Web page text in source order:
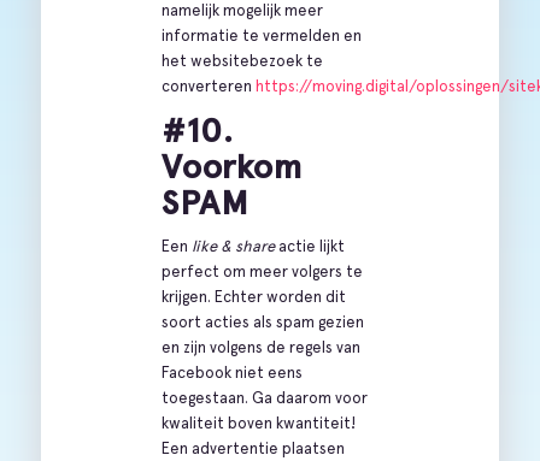
namelijk mogelijk meer
informatie te vermelden en
het websitebezoek te
converteren https://moving.digital/oplossingen/
#10.
Voorkom
SPAM
Een like & shareactie lijkt
perfect om meer volgers te
krijgen. Echter worden dit
soort acties als spam gezien
en zijn volgens de regels van
Facebook niet eens
toegestaan. Ga daarom voor
kwaliteit boven kwantiteit!
Een advertentie plaatsen